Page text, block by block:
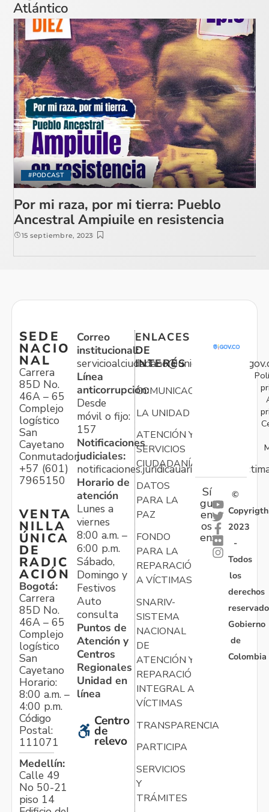
Atlántico
#PODCAST
Por mi raza, por mi tierra: Pueblo
Ancestral Ampiuile en resistencia
15 septiembre, 2023
SEDE
NACIO
NAL
Carrera
85D No.
46A – 65
Complejo
logístico
San
Cayetano
Conmutador:
+57 (601)
7965150
VENTA
NILLA
ÚNICA
DE
RADIC
ACIÓN
Bogotá:
Carrera
85D No.
46A – 65
Complejo
logístico
San
Cayetano
Horario:
8:00 a.m. –
4:00 p.m.
Código
Postal:
111071
Medellín:
Calle 49
No 50-21
piso 14
Correo
institucional:
Línea
anticorrupción:
Desde
móvil o fijo:
157
Notificaciones
judiciales:
Horario de
atención
Lunes a
viernes
8:00 a.m. –
6:00 p.m.
Sábado,
Domingo y
Festivos
Auto
consulta
Puntos de
Atención y
Centros
Regionales
Unidad en
línea
Centro
de
relevo
ENLACES
DE
INTERÉS
COMUNICACIONES
LA UNIDAD
ATENCIÓN Y
SERVICIOS
CIUDADANÍA
DATOS
PARA LA
PAZ
FONDO
PARA LA
REPARACIÓN
A VÍCTIMAS
SNARIV-
SISTEMA
NACIONAL
DE
ATENCIÓN Y
REPARACIÓN
INTEGRAL A
VÍCTIMAS
TRANSPARENCIA
PARTICIPA
SERVICIOS
Y
TRÁMITES
Sí
gu
en
os
en:
©
Copyrigth
2023
-
Todos
los
derechos
Gobierno
de
Colombia